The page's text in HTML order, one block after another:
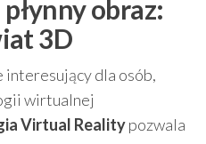
obraz:
3D
interesujący dla osób,
wirtualnej
Virtual Realitypozwala